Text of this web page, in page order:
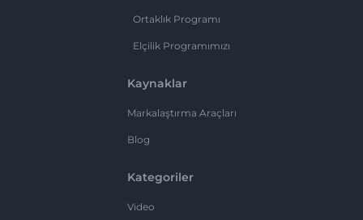
Ortaklık Programı
Elçilik Programımızı
Kaynaklar
Markalaştırma Araçları
Blog
Kategoriler
Video